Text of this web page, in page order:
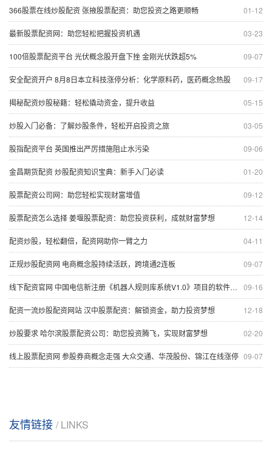
01-12
366股票在线炒股配资 张掖股票配资：助您投资之路更顺畅
03-23
最新股票配资网：助您轻松把握投资机遇
09-07
100倍股票配资平台 光伏概念股开盘下挫 金刚光伏跌超5%
09-17
安全配资开户 8月8日本立科技涨停分析：化学原料药，医药概念热股
05-15
揭秘配资炒股秘籍：轻松撬动资金，提升收益
03-05
炒股入门必备：了解炒股条件，轻松开启投资之旅
09-06
股指配资平台 英国推出严厉措施阻止水污染
01-20
金昌期货配资 炒股配资知识宝典：新手入门必读
09-12
股票配资公司网：助您轻松实现财富增值
12-14
股票配资怎么选择 姜堰股票配资：助您投资获利，成就财富梦想
04-11
配资炒股，轻松翻倍，配资网助你一臂之力
09-07
正规炒股配资网 电商概念股持续活跃，跨境通2连板
09-16
线下配资官网 中国电信新注册《机器人规则库系统V1.0》项目的软件著作权
12-18
配资一流炒股配资网站 汉中股票配资：解锁资金，助力投资梦想
02-20
炒股要求 哈尔滨股票配资公司：助您投资腾飞，实现财富梦想
09-07
线上股票配资网 参股券商概念走强 大众交通、华茂股份、锦江在线涨停
友情链接 / LINKS